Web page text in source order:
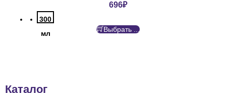
696₽
300
мл
Выбрать ...
Каталог